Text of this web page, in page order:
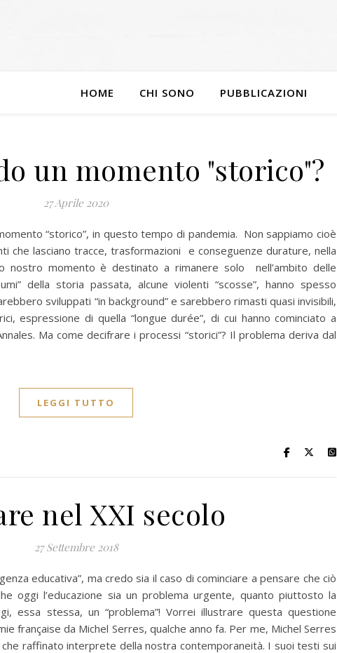
HOME CHI SONO PUBBLICAZIONI
un momento "storico"?
27 Aprile 2020
“storico”, in questo tempo di pandemia. Non sappiamo cioè
che lasciano tracce, trasformazioni e conseguenze durature, nella
nostro momento è destinato a rimanere solo nell’ambito delle
della storia passata, alcune violenti “scosse”, hanno spesso
sviluppati “in background” e sarebbero rimasti quasi invisibili,
espressione di quella “longue durée”, di cui hanno cominciato a
Ma come decifrare i processi “storici”? Il problema deriva dal
LEGGI TUTTO
nel XXI secolo
27 Settembre 2018
educativa”, ma credo sia il caso di cominciare a pensare che ciò
oggi l’educazione sia un problema urgente, quanto piuttosto la
essa stessa, un “problema”! Vorrei illustrare questa questione
française da Michel Serres, qualche anno fa. Per me, Michel Serres
raffinato interprete della nostra contemporaneità. I suoi testi sui